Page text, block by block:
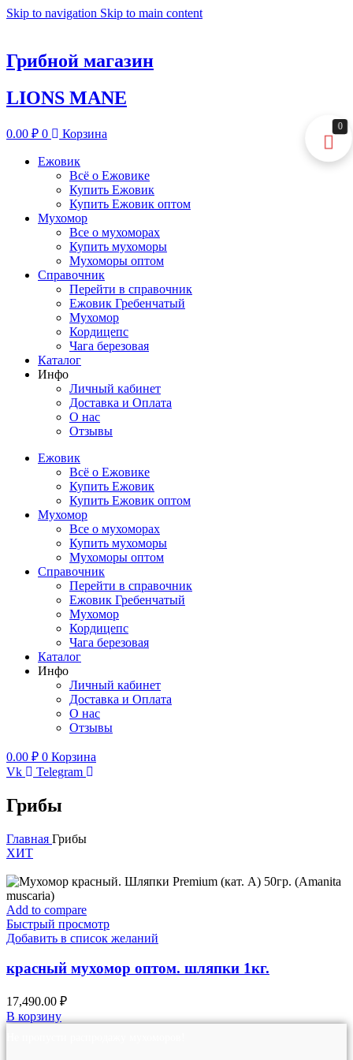
Skip to navigation Skip to main content
Грибной магазин
LIONS MANE
0.00 ₽ 0 Корзина
Ежовик
Всё о Ежовике
Купить Ежовик
Купить Ежовик оптом
Мухомор
Все о мухоморах
Купить мухоморы
Мухоморы оптом
Справочник
Перейти в справочник
Ежовик Гребенчатый
Мухомор
Кордицепс
Чага березовая
Каталог
Инфо
Личный кабинет
Доставка и Оплата
О нас
Отзывы
Ежовик
Всё о Ежовике
Купить Ежовик
Купить Ежовик оптом
Мухомор
Все о мухоморах
Купить мухоморы
Мухоморы оптом
Справочник
Перейти в справочник
Ежовик Гребенчатый
Мухомор
Кордицепс
Чага березовая
Каталог
Инфо
Личный кабинет
Доставка и Оплата
О нас
Отзывы
0.00 ₽ 0 Корзина
Vk
Telegram
Грибы
Главная Грибы
ХИТ
Add to compare
Быстрый просмотр
Добавить в список желаний
красный мухомор оптом. шляпки 1кг.
17,490.00 ₽
В корзину
0